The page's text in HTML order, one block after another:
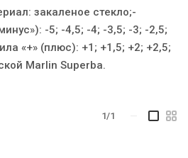
закаленое стекло;-
-5; -4,5; -4; -3,5; -3; -2,5;
«+» (плюс): +1; +1,5; +2; +2,5;
Marlin Superba.
1/1